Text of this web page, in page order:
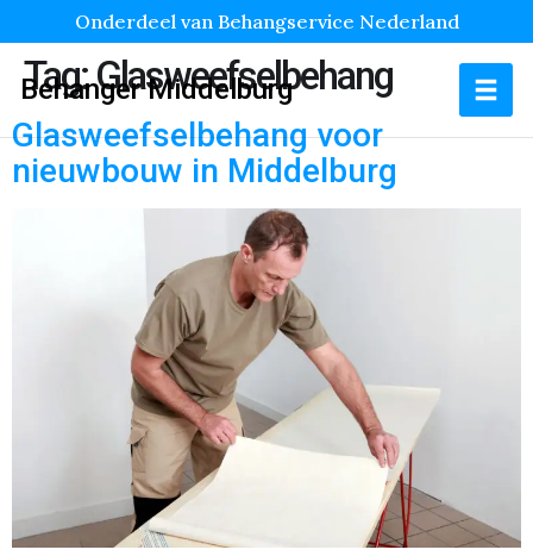
Onderdeel van Behangservice Nederland
Behanger Middelburg
Tag:Glasweefselbehang
Glasweefselbehang voor
nieuwbouw in Middelburg